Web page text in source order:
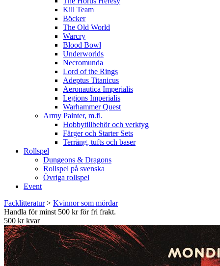
Kill Team
Böcker
The Old World
Warcry
Blood Bowl
Underworlds
Necromunda
Lord of the Rings
Adeptus Titanicus
Aeronautica Imperialis
Legions Imperialis
Warhammer Quest
Army Painter, m.fl.
Hobbytillbehör och verktyg
Färger och Starter Sets
Terräng, tufts och baser
Rollspel
Dungeons & Dragons
Rollspel på svenska
Övriga rollspel
Event
Facklitteratur> Kvinnor som mördar
Handla för minst 500 kr för fri frakt.
500 kr kvar